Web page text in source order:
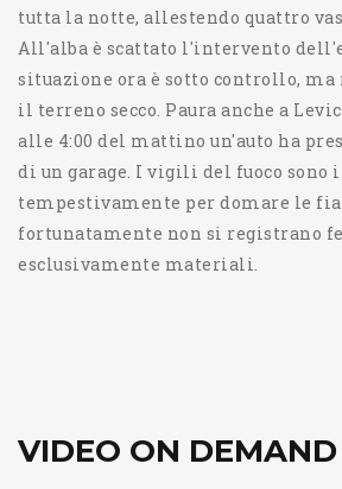
tutta la notte, allestendo quattro
All'alba è scattato l'intervento
situazione ora è sotto controllo,
il terreno secco. Paura anche a
alle 4:00 del mattino un'auto ha
di un garage. I vigili del fuoco sono
tempestivamente per domare le
fortunatamente non si registrano
esclusivamente materiali.
VIDEO ON DEMAND